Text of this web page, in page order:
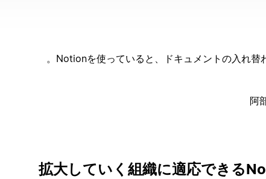
Notionを使っていると、ドキュメントの入れ替
阿
拡大していく組織に適応できる